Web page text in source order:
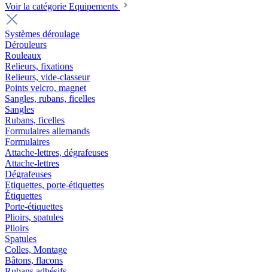
Voir la catégorie Equipements
Systèmes déroulage
Dérouleurs
Rouleaux
Relieurs, fixations
Relieurs, vide-classeur
Points velcro, magnet
Sangles, rubans, ficelles
Sangles
Rubans, ficelles
Formulaires allemands
Formulaires
Attache-lettres, dégrafeuses
Attache-lettres
Dégrafeuses
Etiquettes, porte-étiquettes
Étiquettes
Porte-étiquettes
Plioirs, spatules
Plioirs
Spatules
Colles, Montage
Bâtons, flacons